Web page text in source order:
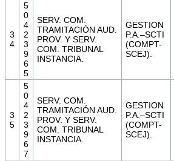
3
4
5
0
4
2
3
9
6
5
SERV. COM.
TRAMITACIÓN AUD.
PROV. Y SERV.
COM. TRIBUNAL
INSTANCIA.
GESTION
P.A.–SCTI
(COMPT-
SCEJ).
3
5
5
0
4
2
3
9
6
7
SERV. COM.
TRAMITACIÓN AUD.
PROV. Y SERV.
COM. TRIBUNAL
INSTANCIA.
GESTION
P.A.–SCTI
(COMPT-
SCEJ).